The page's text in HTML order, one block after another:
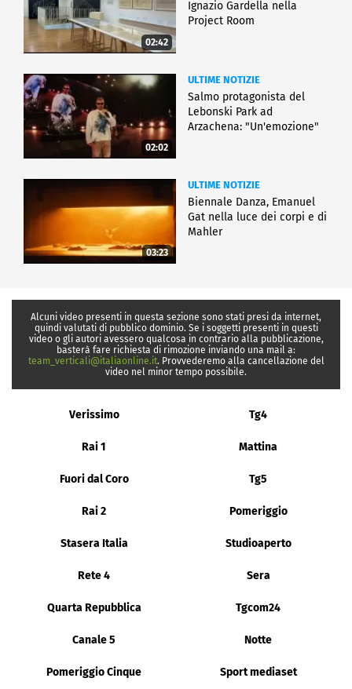
02:42
Ignazio Gardella nella
Project Room
02:02
ULTIME NOTIZIE
Salmo protagonista del
Lebonski Park ad
Arzachena: "Un'emozione"
03:23
ULTIME NOTIZIE
Biennale Danza, Emanuel
Gat nella luce dei corpi e di
Mahler
Alcuni video presenti in questa sezione sono stati presi da internet,
quindi valutati di pubblico dominio. Se i soggetti presenti in questi
video o gli autori avessero qualcosa in contrario alla pubblicazione,
basterà fare richiesta di rimozione inviando una mail a:
team_verticali@italiaonline.it. Provvederemo alla cancellazione del
video nel minor tempo possibile.
Verissimo Tg4
Rai 1 Mattina
Fuori dal Coro Tg5
Rai 2 Pomeriggio
Stasera Italia Studioaperto
Rete 4 Sera
Quarta Repubblica Tgcom24
Canale 5 Notte
Pomeriggio Cinque Sport mediaset